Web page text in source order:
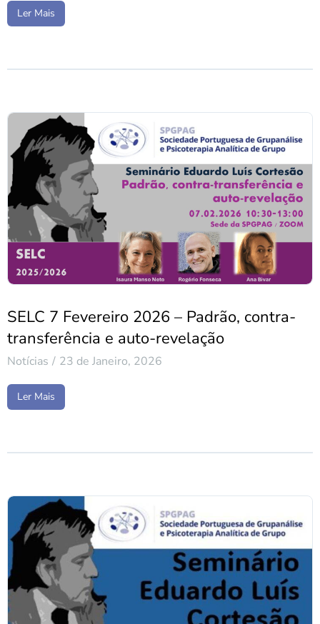
Ler Mais
SELC 7 Fevereiro 2026 – Padrão, contra-
transferência e auto-revelação
Notícias 23 de Janeiro, 2026
Ler Mais